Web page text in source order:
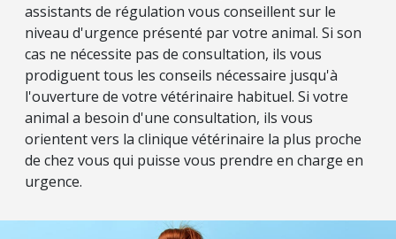
assistants de régulation vous conseillent sur le
niveau d'urgence présenté par votre animal. Si son
cas ne nécessite pas de consultation, ils vous
prodiguent tous les conseils nécessaire jusqu'à
l'ouverture de votre vétérinaire habituel. Si votre
animal a besoin d'une consultation, ils vous
orientent vers la clinique vétérinaire la plus proche
de chez vous qui puisse vous prendre en charge en
urgence.